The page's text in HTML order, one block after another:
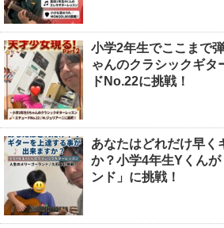
小学2年生でここまで
ゃんのクラシックギタ
ドNo.22に挑戦！
あなたはどれだけ早く
か？小学4年生Yくん
ンド」に挑戦！